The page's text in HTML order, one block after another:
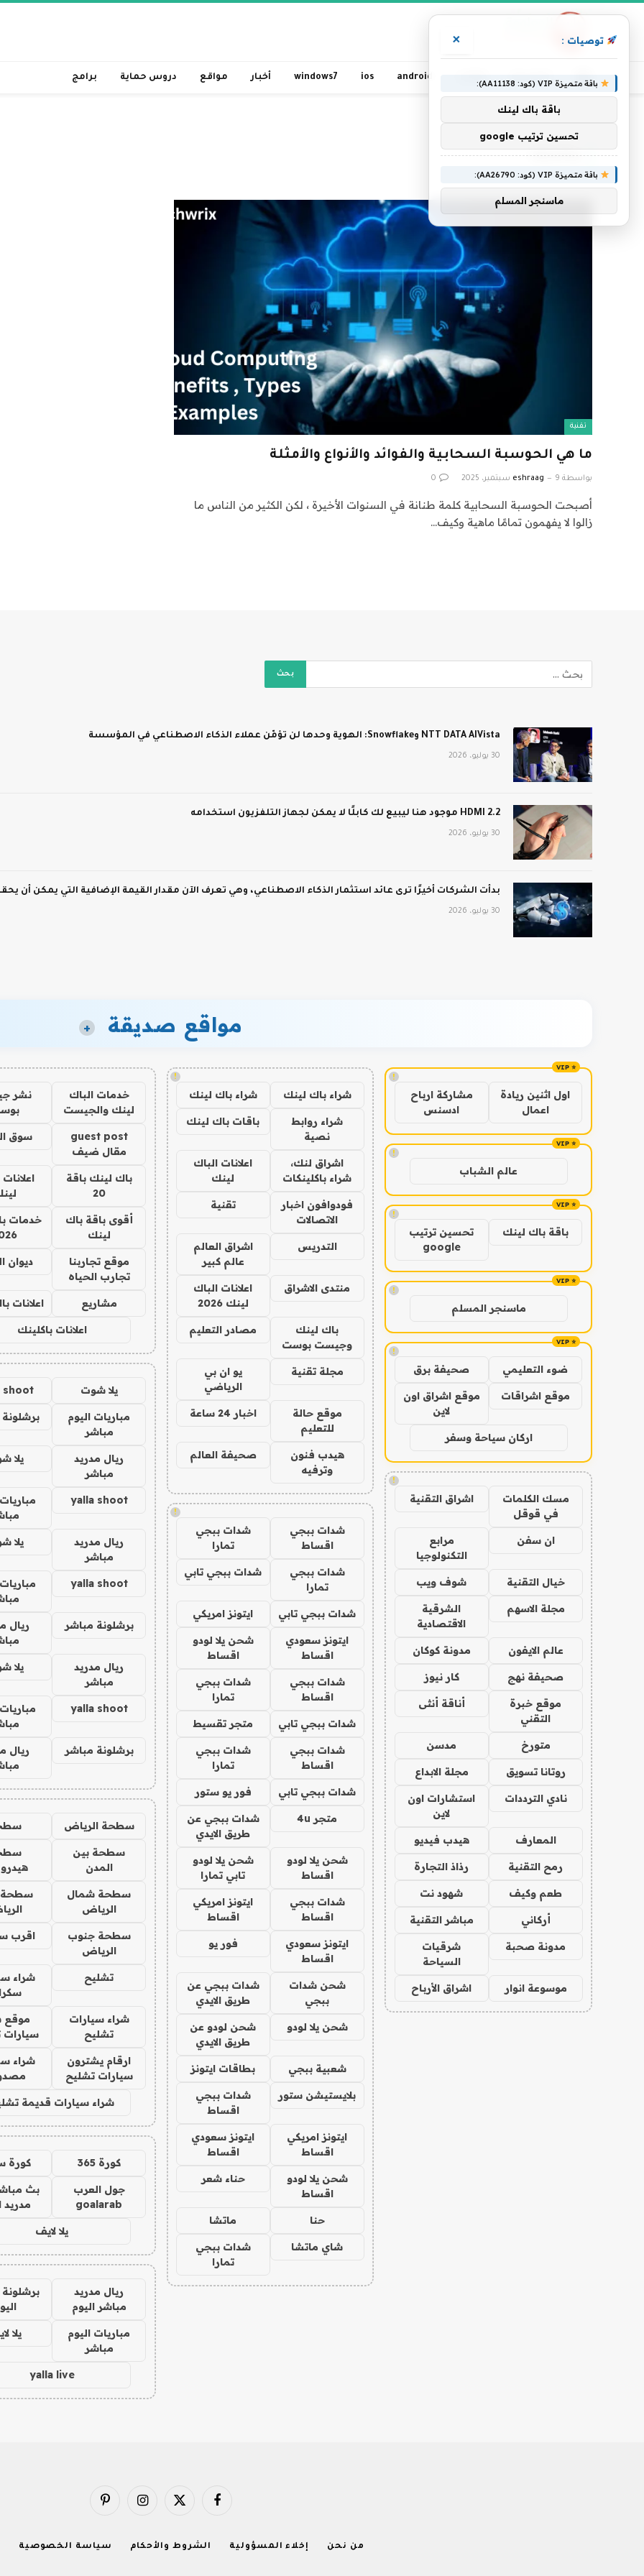
الرئيسية android
ios
windows7 أخبار مواقع دروس حماية برامج
»والأمثلة
والأمثلة
تقنية
ما هي الحوسبة السحابية والفوائد والأنواع والأمثلة
بواسطة eshraag 9 سبتمبر، 2025 0
أصبحت الحوسبة السحابية كلمة طنانة في السنوات الأخيرة ، لكن الكثير من الناس ما
زالوا لا يفهمون تمامًا ماهية وكيف…
NTT DATA AIVista وSnowflake: الهوية وحدها لن تؤمّن عملاء الذكاء الاصطناعي في المؤسسة
30 يوليو، 2026
HDMI 2.2 موجود هنا ليبيع لك كابلًا لا يمكن لجهاز التلفزيون استخدامه
30 يوليو، 2026
بدأت الشركات أخيرًا ترى عائد استثمار الذكاء الاصطناعي، وهي تعرف الآن مقدار القيمة الإضافية التي يمكن أن
30 يوليو، 2026
مواقع صديقة +
!
اول اثنين ريادة
اعمال
مشاركة ارباح
ادسنس
!
عالم الشباب
!
باقة باك لينك
تحسين ترتيب
google
!
ماسنجر المسلم
!
ضوء التعليمي صحيفة برق
موقع اشراقات
موقع اشراق اون
لاين
اركان سياحة وسفر
!
مسك الكلمات
في قوقل
اشراق التقنية
ان سفن
مرابع
التكنولوجيا
خيال التقنية شوف ويب
مجلة الاسهم
الشرقية
الاقتصادية
عالم الايفون مدونة كوكان
صحيفة نهج كار نيوز
موقع خبرة
التقني
أناقة أنثى
متورخ مدسن
روتانا تسويق مجلة الابداع
نادي الترددات
استشارات اون
لاين
المعارف هيدب فيديو
رمح التقنية رذاذ التجارة
طعم وكيف شهود نت
أركاني مباشر التقنية
مدونة صحبة
شرقيات
السياحة
موسوعة انوار اشراق الأرباح
!
شراء باك لينك شراء باك لينك
شراء روابط
نصية
باقات باك لينك
اشراق لنك،
شراء باكلينكات
اعلانات الباك
لينك
فودوافون اخبار
الاتصالات
تقنية
التدريس
اشراق العالم
عالم كبير
منتدى الاشراق
اعلانات الباك
لينك 2026
باك لينك
وجيست بوست
مصادر التعليم
مجلة تقنية
يو ان بي
الرياضي
موقع حالة
للتعليم
اخبار 24 ساعة
هيدب فنون
وترفيه
صحيفة العالم
!
شدات ببجي
اقساط
شدات ببجي
تمارا
شدات ببجي
تمارا
شدات ببجي تابي
شدات ببجي تابي ايتونز امريكي
ايتونز سعودي
اقساط
شحن يلا لودو
اقساط
شدات ببجي
اقساط
شدات ببجي
تمارا
شدات ببجي تابي متجر تقسيط
شدات ببجي
اقساط
شدات ببجي
تمارا
شدات ببجي تابي فور يو ستور
متجر 4u
شدات ببجي عن
طريق الايدي
شحن يلا لودو
اقساط
شحن يلا لودو
تابي تمارا
شدات ببجي
اقساط
ايتونز امريكي
اقساط
ايتونز سعودي
اقساط
فور يو
شحن شدات
ببجي
شدات ببجي عن
طريق الايدي
شحن يلا لودو
شحن لودو عن
طريق الايدي
شعبية ببجي بطاقات ايتونز
بلايستيشن ستور
شدات ببجي
اقساط
ايتونز امريكي
اقساط
ايتونز سعودي
اقساط
شحن يلا لودو
اقساط
حناء شعر
حنا ماتشا
شاي ماتشا
شدات ببجي
تمارا
خدمات الباك
لينك والجيست
نشر
guest post
مقال ضيف
سوق
باك لينك باقة
20
أقوى باقة باك
لينك
خدمات
موقع تجاربنا
تجارب الحياه
ديوان
مشاريع اعلانات
اعلانات باكلينك
يلا شوت shoot
مباريات اليوم
مباشر
ريال مدريد
مباشر
يلا
yalla shoot
ريال مدريد
مباشر
يلا
yalla shoot
برشلونة مباشر
ريال
ريال مدريد
مباشر
يلا
yalla shoot
برشلونة مباشر
ريال
سطحة الرياض
سطحة بين
المدن
سطحة شمال
الرياض
سطحة
سطحة جنوب
الرياض
اقرب
تشليح
شراء
شراء سيارات
تشليح
موقع
سيارات
ارقام يشترون
سيارات تشليح
شراء
شراء سيارات قديمة
كورة 365 كورة
جول العرب
goalarab
بث
مدريد
يلا لايف
ريال مدريد
مباشر اليوم
مباريات اليوم
مباشر
يلا
yalla live
توصيات : ×
باقة متميزة VIP (كود: AA11138):
باقة باك لينك
تحسين ترتيب google
باقة متميزة VIP (كود: AA26790):
ماسنجر المسلم
فيسبوك X
الانستغرامبينتيريست
من نحن إخلاء المسؤولية الشروط والأحكام سياسة الخصوصية